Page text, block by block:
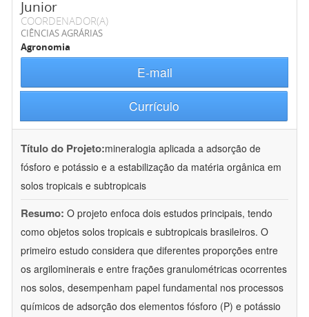
Junior
COORDENADOR(A)
CIÊNCIAS AGRÁRIAS
Agronomia
E-mail
Currículo
Título do Projeto:mineralogia aplicada a adsorção de
fósforo e potássio e a estabilização da matéria orgânica em
solos tropicais e subtropicais
Resumo: O projeto enfoca dois estudos principais, tendo
como objetos solos tropicais e subtropicais brasileiros. O
primeiro estudo considera que diferentes proporções entre
os argilominerais e entre frações granulométricas ocorrentes
nos solos, desempenham papel fundamental nos processos
químicos de adsorção dos elementos fósforo (P) e potássio